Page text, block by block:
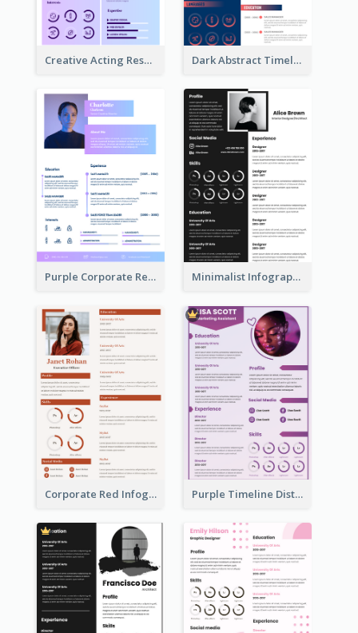
Creative Acting Resume Dark Abstract Timeline Resume
Purple Corporate Resume Minimalist Infographic Resume
Corporate Red Infographic Resume Purple Timeline Distinguished Resume